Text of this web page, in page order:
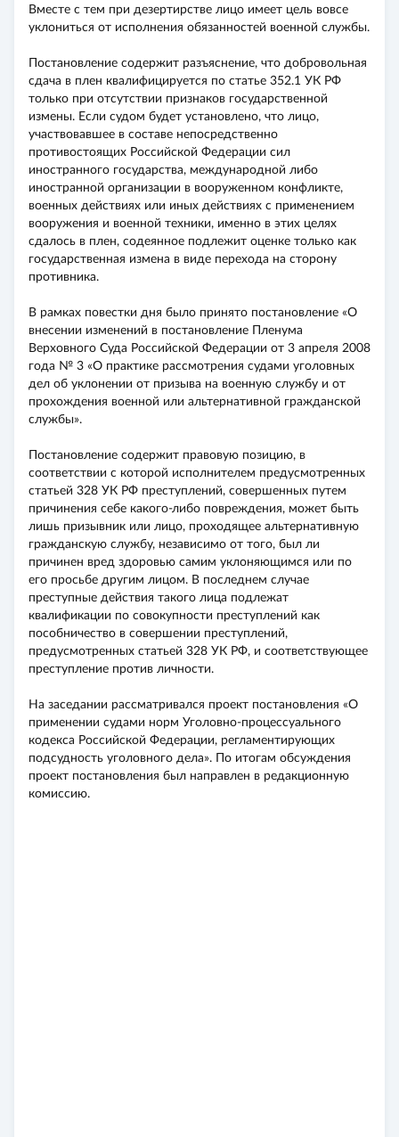
Вместе с тем при дезертирстве лицо имеет цель вовсе
уклониться от исполнения обязанностей военной службы.
Постановление содержит разъяснение, что добровольная
сдача в плен квалифицируется по статье 352.1 УК РФ
только при отсутствии признаков государственной
измены. Если судом будет установлено, что лицо,
участвовавшее в составе непосредственно
противостоящих Российской Федерации сил
иностранного государства, международной либо
иностранной организации в вооруженном конфликте,
военных действиях или иных действиях с применением
вооружения и военной техники, именно в этих целях
сдалось в плен, содеянное подлежит оценке только как
государственная измена в виде перехода на сторону
противника.
В рамках повестки дня было принято постановление «О
внесении изменений в постановление Пленума
Верховного Суда Российской Федерации от 3 апреля 2008
года № 3 «О практике рассмотрения судами уголовных
дел об уклонении от призыва на военную службу и от
прохождения военной или альтернативной гражданской
службы».
Постановление содержит правовую позицию, в
соответствии с которой исполнителем предусмотренных
статьей 328 УК РФ преступлений, совершенных путем
причинения себе какого-либо повреждения, может быть
лишь призывник или лицо, проходящее альтернативную
гражданскую службу, независимо от того, был ли
причинен вред здоровью самим уклоняющимся или по
его просьбе другим лицом. В последнем случае
преступные действия такого лица подлежат
квалификации по совокупности преступлений как
пособничество в совершении преступлений,
предусмотренных статьей 328 УК РФ, и соответствующее
преступление против личности.
На заседании рассматривался проект постановления «О
применении судами норм Уголовно-процессуального
кодекса Российской Федерации, регламентирующих
подсудность уголовного дела». По итогам обсуждения
проект постановления был направлен в редакционную
комиссию.